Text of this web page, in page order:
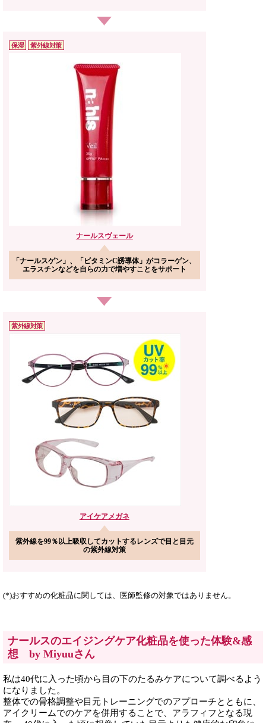
保湿 紫外線対策
ナールスヴェール
「ナールスゲン」、「ビタミンC誘導体」がコラーゲン、
エラスチンなどを自らの力で増やすことをサポート
紫外線対策
アイケアメガネ
紫外線を99％以上吸収してカットするレンズで目と目元
の紫外線対策
(*)おすすめの化粧品に関しては、医師監修の対象ではありません。
ナールスのエイジングケア化粧品を使った体験&感
想 by Miyuuさん
私は40代に入った頃から目の下のたるみケアについて調べるよう
になりました。
整体での骨格調整や目元トレーニングでのアプローチとともに、
アイクリームでのケアを併用することで、アラフィフとなる現